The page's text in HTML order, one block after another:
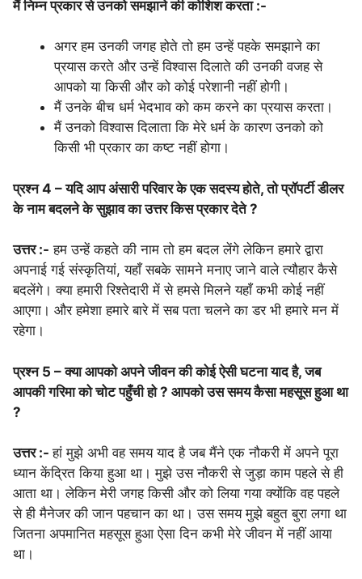
मैं निम्न प्रकार से उनको समझाने की कोशिश करता :-
अगर हम उनकी जगह होते तो हम उन्हें पहके समझाने का
प्रयास करते और उन्हें विश्वास दिलाते की उनकी वजह से
आपको या किसी और को कोई परेशानी नहीं होगी।
मैं उनके बीच धर्म भेदभाव को कम करने का प्रयास करता।
मैं उनको विश्वास दिलाता कि मेरे धर्म के कारण उनको को
किसी भी प्रकार का कष्ट नहीं होगा।
प्रश्न 4 –यदि आप अंसारी परिवार के एक सदस्य होते, तो प्रॉपर्टी डीलर
के नाम बदलने के सुझाव का उत्तर किस प्रकार देते ?
उत्तर :- हम उन्हें कहते की नाम तो हम बदल लेंगे लेकिन हमारे द्वारा
अपनाई गई संस्कृतियां, यहाँ सबके सामने मनाए जाने वाले त्यौहार कैसे
बदलेंगे। क्या हमारी रिश्तेदारी में से हमसे मिलने यहाँ कभी कोई नहीं
आएगा। और हमेशा हमारे बारे में सब पता चलने का डर भी हमारे मन में
रहेगा।
प्रश्न 5 – क्या आपको अपने जीवन की कोई ऐसी घटना याद है, जब
आपकी गरिमा को चोट पहुँची हो ? आपको उस समय कैसा महसूस हुआ था
?
उत्तर :-हां मुझे अभी वह समय याद है जब मैंने एक नौकरी में अपने पूरा
ध्यान केंद्रित किया हुआ था। मुझे उस नौकरी से जुड़ा काम पहले से ही
आता था। लेकिन मेरी जगह किसी और को लिया गया क्योंकि वह पहले
से ही मैनेजर की जान पहचान का था। उस समय मुझे बहुत बुरा लगा था
जितना अपमानित महसूस हुआ ऐसा दिन कभी मेरे जीवन में नहीं आया
था।